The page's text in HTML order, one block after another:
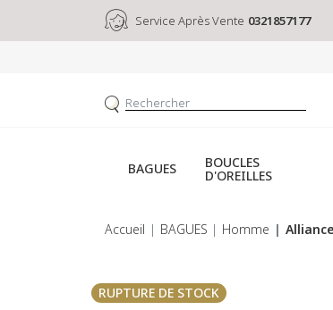
Service Après Vente 0321857177
BAGUES BOUCLES
D'OREILLES
Accueil BAGUES Homme
RUPTURE DE STOCK